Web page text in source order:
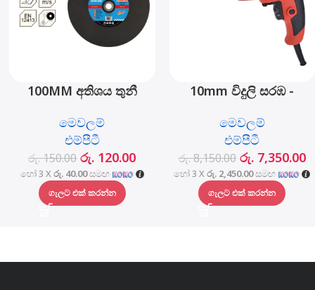
100MM අතිශය තුනී
1003
මෙවලම්
එම්පීටී
රු.150.00 රු. 120.00
හෝ 3 Xරු. 40.00සමඟ
ගැලට එක් කරන්න
10mm විදුලි සරඹ -
මෙවලම්
එම්පීටී
රු.8,150.00 රු. 7,350.00
හෝ 3 Xරු. 2,450.00සමඟ
ගැලට එක් කරන්න